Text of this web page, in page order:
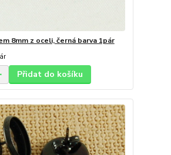
8mm z oceli, černá barva 1pár
Přidat do košíku